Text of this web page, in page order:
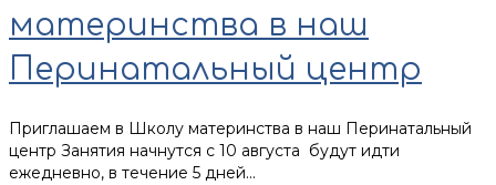
материнства в наш
Перинатальный центр
Приглашаем в Школу материнства в наш Перинатальный
центр Занятия начнутся с 10 августа будут идти
ежедневно, в течение 5 дней...